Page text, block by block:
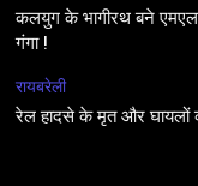
कलयुग के भागीरथ बने
गंगा !
रायबरेली
रेल हादसे के मृत और घायलों